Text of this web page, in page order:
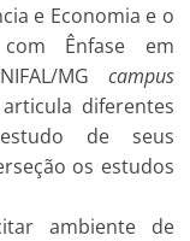
e Economia e o
Ênfase em
MG campus
diferentes
de seus
os estudos
ambiente de